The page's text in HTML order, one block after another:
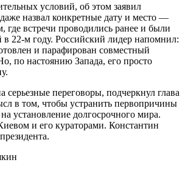
условий, об этом заявил
назвал конкретные дату и место —
где встречи проводились ранее и были
22-м году. Российский лидер напомнил:
и парафирован совместный
по настоянию Запада, его просто
серьезные переговоры, подчеркнул глава
в том, чтобы устранить первопричины
установление долгосрочного мира.
и его кураторами. Константин